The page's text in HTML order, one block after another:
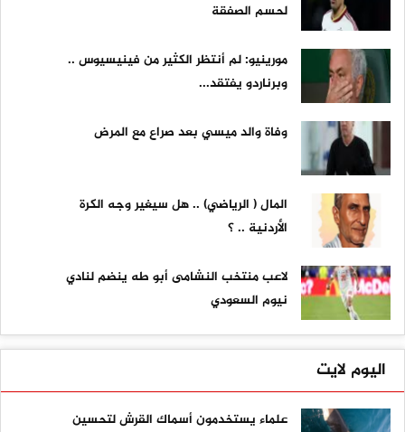
لحسم الصفقة
مورينيو: لم أنتظر الكثير من فينيسيوس ..
وبرناردو يفتقد...
وفاة والد ميسي بعد صراع مع المرض
المال ( الرياضي) .. هل سيغير وجه الكرة
الأردنية .. ؟
لاعب منتخب النشامى أبو طه ينضم لنادي
نيوم السعودي
اليوم لايت
علماء يستخدمون أسماك القرش لتحسين